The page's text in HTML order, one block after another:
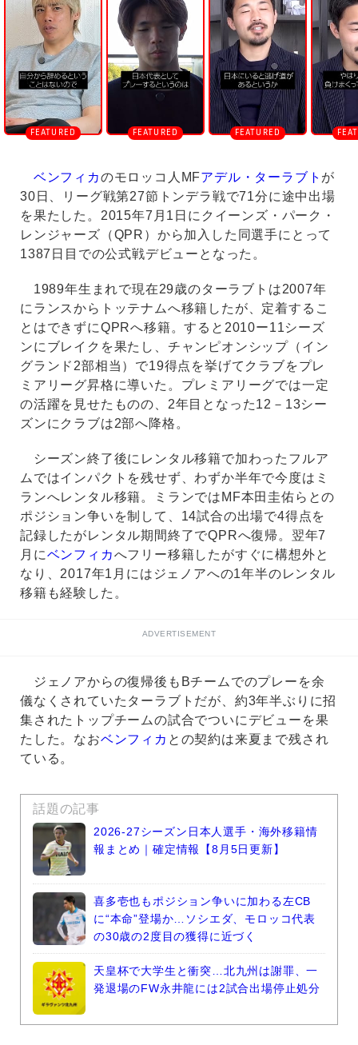
u
t
e
ベンフィカのモロッコ人MFアデル・ターラブト が
30日、リーグ戦第27節トンデラ戦で71分に途中出場
を果たした。2015年7月1日にクイーンズ・パーク・
レンジャーズ（QPR）から加入した同選手にとって
1387日目での公式戦デビューとなった。
1989年生まれで現在29歳のターラブトは2007年
にランスからトッテナムへ移籍したが、定着するこ
とはできずにQPRへ移籍。すると2010ー11シーズ
ンにブレイクを果たし、チャンピオンシップ（イン
グランド2部相当）で19得点を挙げてクラブをプレ
ミアリーグ昇格に導いた。プレミアリーグでは一定
の活躍を見せたものの、2年目となった12－13シー
ズンにクラブは2部へ降格。
シーズン終了後にレンタル移籍で加わったフルア
ムではインパクトを残せず、わずか半年で今度はミ
ランへレンタル移籍。ミランではMF本田圭佑らとの
ポジション争いを制して、14試合の出場で4得点を
記録したがレンタル期間終了でQPRへ復帰。翌年7
月にベンフィカへフリー移籍したがすぐに構想外と
なり、2017年1月にはジェノアへの1年半のレンタル
移籍も経験した。
ADVERTISEMENT
ジェノアからの復帰後もBチームでのプレーを余
儀なくされていたターラブトだが、約3年半ぶりに招
集されたトップチームの試合でついにデビューを果
たした。なおベンフィカ との契約は来夏まで残され
ている。
話題の記事
2026-27シーズン日本人選手・海外移籍情
報まとめ｜確定情報【8月5日更新】
喜多壱也もポジション争いに加わる左CB
に“本命”登場か…ソシエダ、モロッコ代表
の30歳の2度目の獲得に近づく
天皇杯で大学生と衝突…北九州は謝罪、一
発退場のFW永井龍には2試合出場停止処分